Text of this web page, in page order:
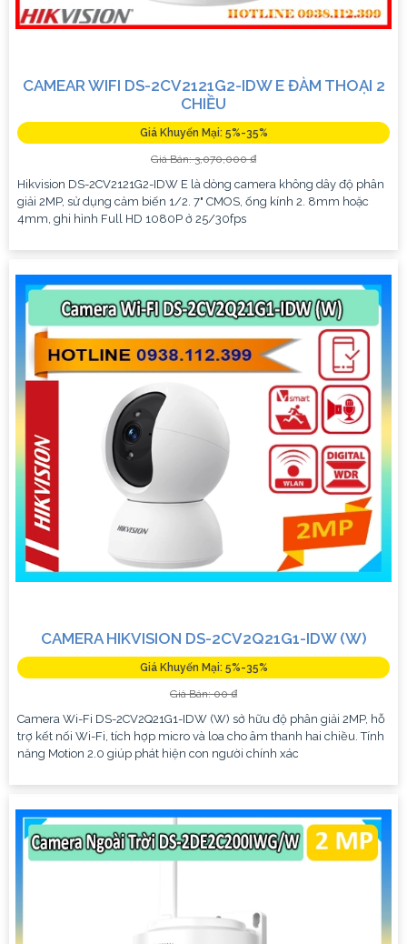
CAMEAR WIFI DS-2CV2121G2-IDW E ĐÀM THOẠI 2
CHIỀU
Giá Khuyến Mại: 5%-35%
Giá Bán: 3,070,000 ₫
Hikvision DS-2CV2121G2-IDW E là dòng camera không dây độ phân
giải 2MP, sử dụng cảm biến 1/2. 7" CMOS, ống kính 2. 8mm hoặc
4mm, ghi hình Full HD 1080P ở 25/30fps
CAMERA HIKVISION DS-2CV2Q21G1-IDW (W)
Giá Khuyến Mại: 5%-35%
Giá Bán: 00 ₫
Camera Wi-Fi DS-2CV2Q21G1-IDW (W) sở hữu độ phân giải 2MP, hỗ
trợ kết nối Wi-Fi, tích hợp micro và loa cho âm thanh hai chiều. Tính
năng Motion 2.0 giúp phát hiện con người chính xác